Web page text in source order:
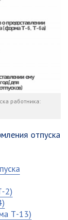
работника:
отпуска
2)
Т-13)